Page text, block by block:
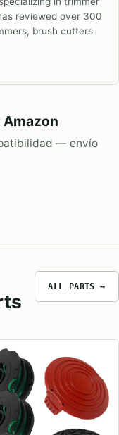
reviewed over 300
brush cutters
Amazon
— envío
ALL PARTS →